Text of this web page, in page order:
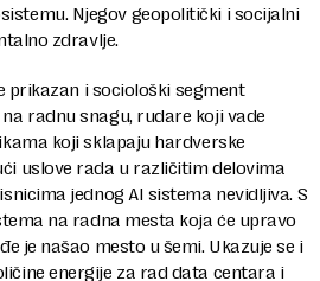
Njegov geopolitički i socijalni
zdravlje.
prikazan i sociološki segment
radnu snagu, rudare koji vade
koji sklapaju hardverske
uslove rada u različitim delovima
jednog AI sistema nevidljiva. S
na radna mesta koja će upravo
je našao mesto u šemi. Ukazuje se i
energije za rad data centara i